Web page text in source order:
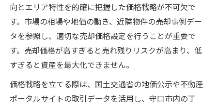
向とエリア特性を的確に把握した価格戦略が不可欠で
す。市場の相場や地価の動き、近隣物件の売却事例デー
タを参照し、適切な売却価格設定を行うことが重要で
す。売却価格が高すぎると売れ残りリスクが高まり、低
すぎると資産を最大化できません。
価格戦略を立てる際は、国土交通省の地価公示や不動産
ポータルサイトの取引データを活用し、守口市内の丁